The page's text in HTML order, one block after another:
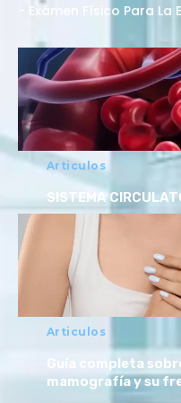
- Exámen Físico Para La
Articulos
SISTEMA
Articulos
Guía completa
mamografía y su